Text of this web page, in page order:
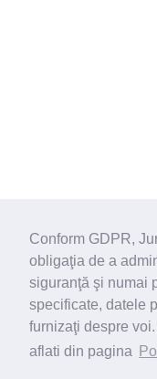
Conform GDPR,
obligaţia de a
siguranţă şi numai
specificate, datele
furnizaţi despre
aflati din pagina